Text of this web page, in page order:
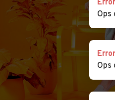
Error
Ops
Error
Ops